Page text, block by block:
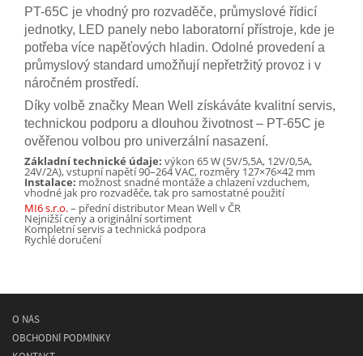
PT-65C je vhodný pro rozvaděče, průmyslové řídicí
jednotky, LED panely nebo laboratorní přístroje, kde je
potřeba více napěťových hladin. Odolné provedení a
průmyslový standard umožňují nepřetržitý provoz i v
náročném prostředí.
Díky volbě značky Mean Well získáváte kvalitní servis,
technickou podporu a dlouhou životnost – PT-65C je
ověřenou volbou pro univerzální nasazení.
Základní technické údaje: výkon 65 W (5V/5,5A, 12V/0,5A,
24V/2A), vstupní napětí 90–264 VAC, rozměry 127×76×42 mm
Instalace: možnost snadné montáže a chlazení vzduchem,
vhodné jak pro rozvaděče, tak pro samostatné použití
MI6 s.r.o.– přední distributor Mean Well v ČR
Nejnižší ceny a originální sortiment
Kompletní servis a technická podpora
Rychlé doručení
O NÁS
OBCHODNÍ PODMÍNKY